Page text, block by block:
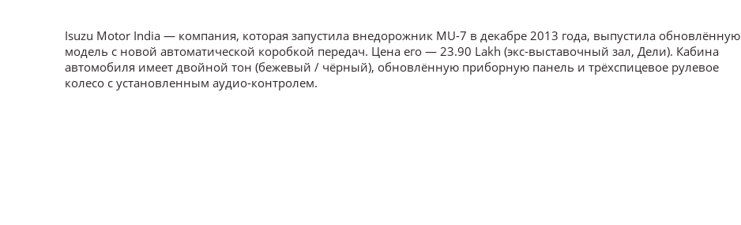
Isuzu Motor India — компания, которая запустила внедорожник MU-7 в декабре 2013 года, выпустила обновлённую
модель с новой автоматической коробкой передач. Цена его — 23.90 Lakh (экс-выставочный зал, Дели). Кабина
автомобиля имеет двойной тон (бежевый / чёрный), обновлённую приборную панель и трёхспицевое рулевое
колесо с установленным аудио-контролем.